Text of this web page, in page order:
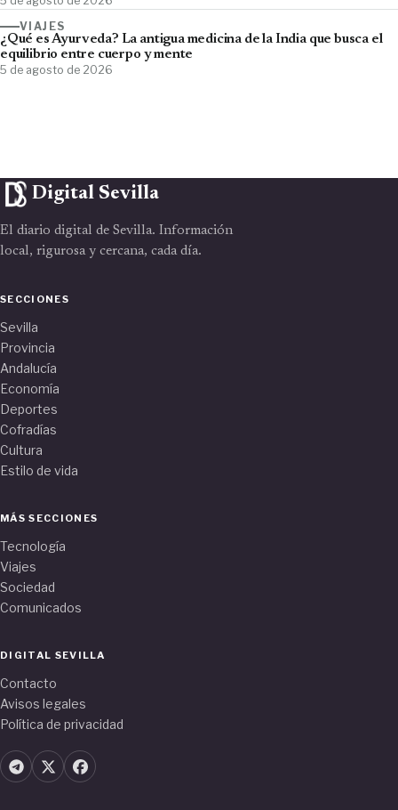
VIAJES
¿Qué es Ayurveda? La antigua medicina de la India que busca el
equilibrio entre cuerpo y mente
5 de agosto de 2026
Digital Sevilla
El diario digital de Sevilla. Información
local, rigurosa y cercana, cada día.
SECCIONES
Sevilla
Provincia
Andalucía
Economía
Deportes
Cofradías
Cultura
Estilo de vida
MÁS SECCIONES
Tecnología
Viajes
Sociedad
Comunicados
DIGITAL SEVILLA
Contacto
Avisos legales
Política de privacidad